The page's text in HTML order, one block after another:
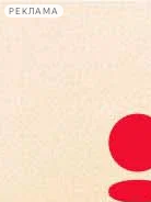
РЕКЛАМА
Сегодня:
18:38